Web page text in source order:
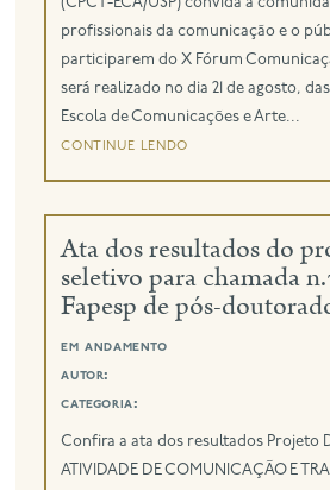
(CPCT-ECA/USP) convida a
profissionais da comunicação e o
participarem do X Fórum
será realizado no dia 21 de agosto, das
Escola de Comunicações e Arte...
continue lendo
Ata dos resultados do
seletivo para chamada
Fapesp de pós-
em andamento
autor:
categoria:
Confira a ata dos resultados Projeto
ATIVIDADE DE COMUNICAÇÃO E